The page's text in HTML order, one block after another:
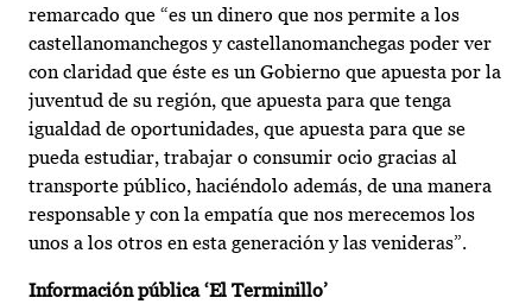
remarcado que “es un dinero que nos permite a los
castellanomanchegos y castellanomanchegas poder ver
con claridad que éste es un Gobierno que apuesta por la
juventud de su región, que apuesta para que tenga
igualdad de oportunidades, que apuesta para que se
pueda estudiar, trabajar o consumir ocio gracias al
transporte público, haciéndolo además, de una manera
responsable y con la empatía que nos merecemos los
unos a los otros en esta generación y las venideras”.
Información pública ‘El Terminillo’